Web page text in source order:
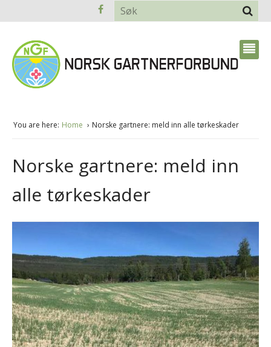
You are here: Home Norske gartnere: meld inn alle tørkeskader
Norske gartnere: meld inn
alle tørkeskader